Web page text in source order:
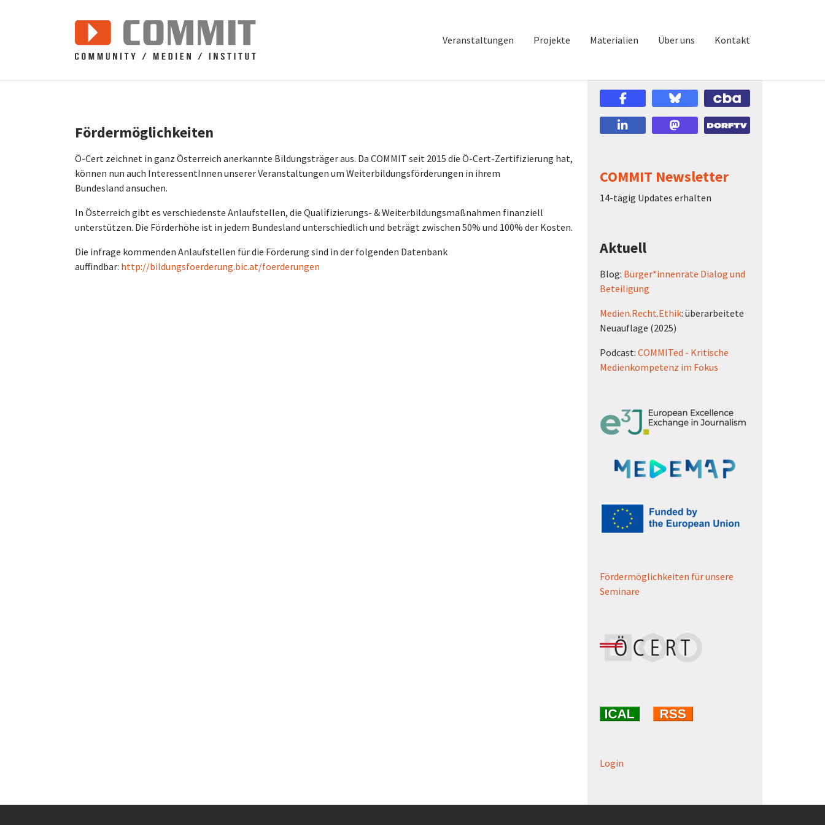
Veranstaltungen Projekte Materialien Über uns Kontakt
Fördermöglichkeiten
Ö-Cert zeichnet in ganz Österreich anerkannte Bildungsträger aus. Da COMMIT seit 2015 die Ö-Cert-Zertifizierung hat,
können nun auch InteressentInnen unserer Veranstaltungen um Weiterbildungsförderungen in ihrem
Bundesland ansuchen.
In Österreich gibt es verschiedenste Anlaufstellen, die Qualifizierungs- & Weiterbildungsmaßnahmen finanziell
unterstützen. Die Förderhöhe ist in jedem Bundesland unterschiedlich und beträgt zwischen 50% und 100% der Kosten.
Die infrage kommenden Anlaufstellen für die Förderung sind in der folgenden Datenbank
auffindbar: http://bildungsfoerderung.bic.at/foerderungen
COMMIT Newsletter
14-tägig Updates erhalten
Aktuell
Blog: Bürger*innenräte Dialog und
Beteiligung
Medien.Recht.Ethik: überarbeitete
Neuauflage (2025)
Podcast: COMMITed - Kritische
Medienkompetenz im Fokus
Fördermöglichkeiten für unsere
Seminare
Login